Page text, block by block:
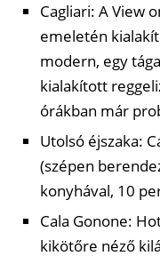
Cagliari: A View
emeletén
modern, egy
kialakított
órákban már
Utolsó éjszaka:
(szépen
konyhával, 10
Cala Gonone:
kikötőre néző